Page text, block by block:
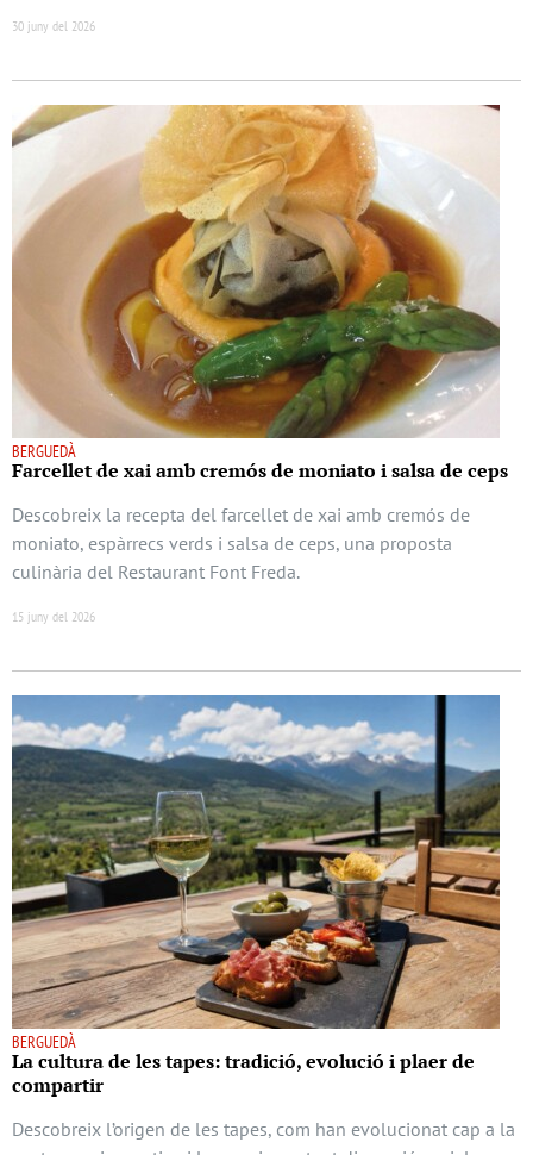
30 juny del 2026
BERGUEDÀ
Farcellet de xai amb cremós de moniato i salsa de ceps
Descobreix la recepta del farcellet de xai amb cremós de
moniato, espàrrecs verds i salsa de ceps, una proposta
culinària del Restaurant Font Freda.
15 juny del 2026
BERGUEDÀ
La cultura de les tapes: tradició, evolució i plaer de
compartir
Descobreix l’origen de les tapes, com han evolucionat cap a la